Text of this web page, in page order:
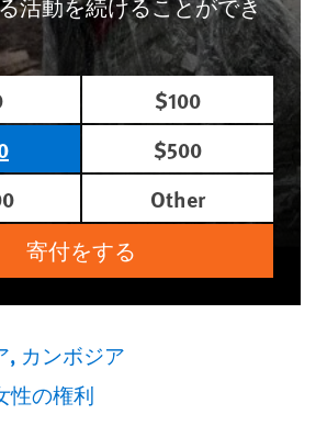
活動を続けることができ
$100
$500
Other
寄付をする
カンボジア
性の権利